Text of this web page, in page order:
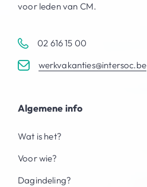
voor leden van CM.
02 616 15 00
werkvakanties@intersoc.be
Algemene info
Wat is het?
Voor wie?
Dagindeling?